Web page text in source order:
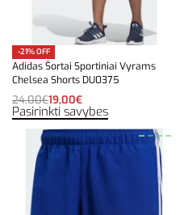
-21% OFF
Adidas Šortai Sportiniai Vyrams
Chelsea Shorts DU0375
24,00€19,00€
Pasirinkti savybes